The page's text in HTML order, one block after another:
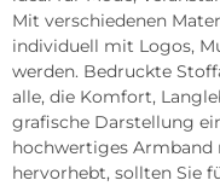
Mit verschiedenen
individuell mit Logos,
werden. Bedruckte
alle, die Komfort,
grafische Darstellung
hochwertiges Armband
hervorhebt, sollten Sie